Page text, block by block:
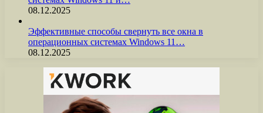
08.12.2025
Эффективные способы свернуть все окна в
операционных системах Windows 11…
08.12.2025